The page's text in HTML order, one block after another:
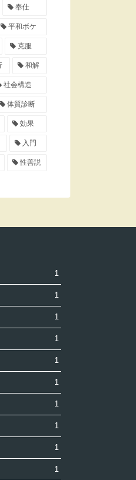
奉仕
平和ボケ
克服
和解
社会構造
体質診断
効果
入門
性善説
1
1
1
1
1
1
1
1
1
1